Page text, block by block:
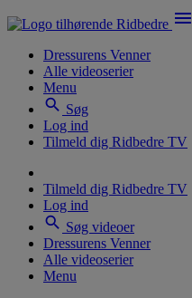
menu
Dressurens Venner
Alle videoserier
Menu
search Søg
Log ind
Tilmeld dig Ridbedre TV
Tilmeld dig Ridbedre TV
Log ind
search Søg videoer
Dressurens Venner
Alle videoserier
Menu